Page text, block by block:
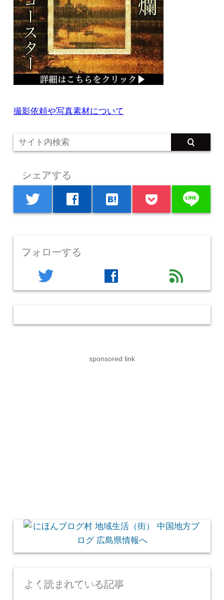
撮影依頼や写真素材について
シェアする
twitter facebook hatenabookmark line
フォローする
twitter facebook feed
sponsored link
よく読まれている記事